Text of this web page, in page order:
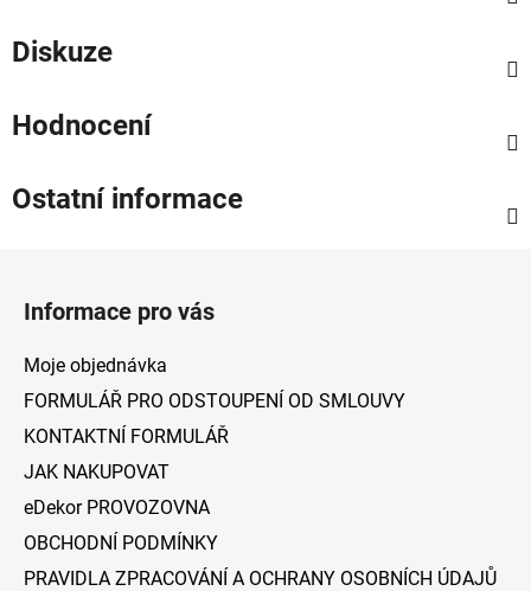
Diskuze
Hodnocení
Ostatní informace
Informace pro vás
Moje objednávka
FORMULÁŘ PRO ODSTOUPENÍ OD SMLOUVY
KONTAKTNÍ FORMULÁŘ
JAK NAKUPOVAT
eDekor PROVOZOVNA
OBCHODNÍ PODMÍNKY
PRAVIDLA ZPRACOVÁNÍ A OCHRANY OSOBNÍCH ÚDAJŮ